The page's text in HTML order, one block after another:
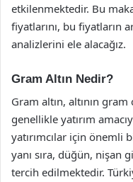
etkilenmektedir. Bu
fiyatlarını, bu fiyatların
analizlerini ele alacağız.
Gram Altın Nedir?
Gram altın, altının
genellikle yatırım
yatırımcılar için önemli
yanı sıra, düğün, nişan
tercih edilmektedir.